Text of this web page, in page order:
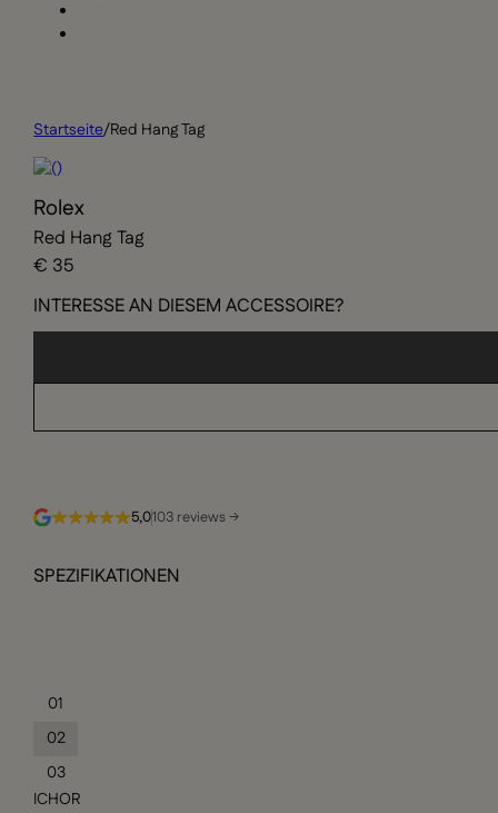
Startseite/Red Hang Tag
Rolex
Red Hang Tag
€ 35
INTERESSE AN DIESEM ACCESSOIRE?
5,0103 reviews →
SPEZIFIKATIONEN
01
02
03
ICHOR